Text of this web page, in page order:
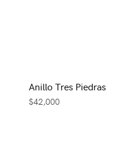
Anillo Tres Piedras
$42,000